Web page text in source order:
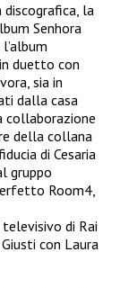
la
Senhora
duetto con
sia in
dalla casa
collaborazione
della collana
di Cesaria
gruppo
Room4,
di Rai
con Laura